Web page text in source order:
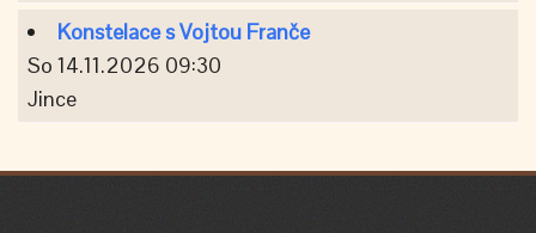
Konstelace s Vojtou Franče
So 14.11.2026 09:30
Jince